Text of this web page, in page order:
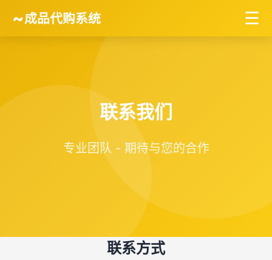
~成品代购系统 ☰
联系我们
专业团队 - 期待与您的合作
联系方式